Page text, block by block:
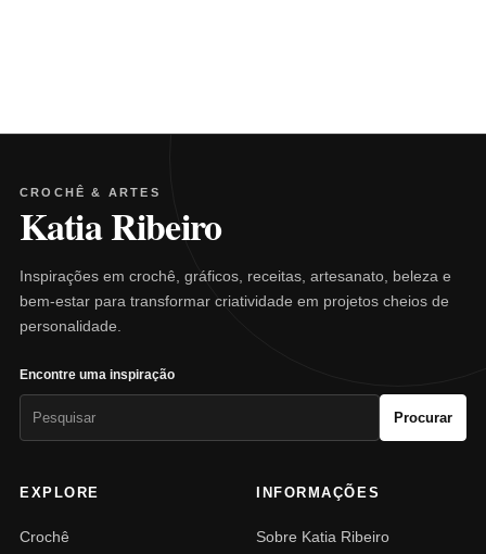
CROCHÊ & ARTES
Katia Ribeiro
Inspirações em crochê, gráficos, receitas, artesanato, beleza e
bem-estar para transformar criatividade em projetos cheios de
personalidade.
Encontre uma inspiração
Procurar
EXPLORE
Crochê
INFORMAÇÕES
Sobre Katia Ribeiro